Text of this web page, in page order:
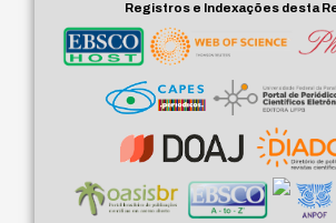
Registros e Indexações desta